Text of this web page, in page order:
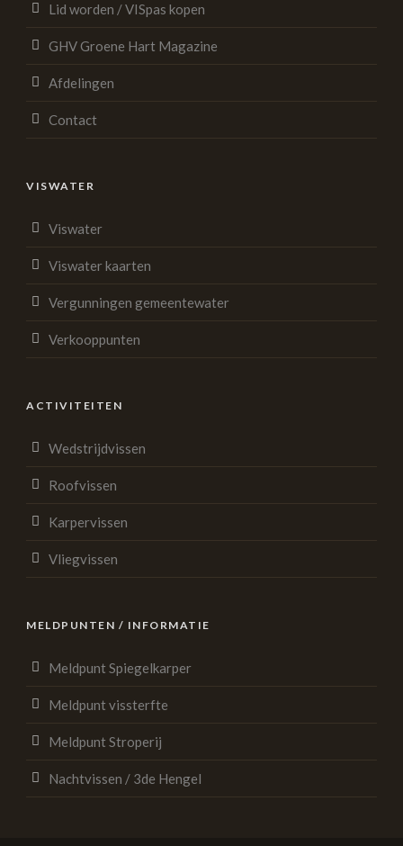
Lid worden / VISpas kopen
GHV Groene Hart Magazine
Afdelingen
Contact
VISWATER
Viswater
Viswater kaarten
Vergunningen gemeentewater
Verkooppunten
ACTIVITEITEN
Wedstrijdvissen
Roofvissen
Karpervissen
Vliegvissen
MELDPUNTEN / INFORMATIE
Meldpunt Spiegelkarper
Meldpunt vissterfte
Meldpunt Stroperij
Nachtvissen / 3de Hengel